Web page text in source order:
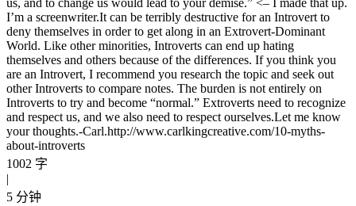
us, and to change us would lead to your demise.” <– I made that up.
I’m a screenwriter.It can be terribly destructive for an Introvert to
deny themselves in order to get along in an Extrovert-Dominant
World. Like other minorities, Introverts can end up hating
themselves and others because of the differences. If you think you
are an Introvert, I recommend you research the topic and seek out
other Introverts to compare notes. The burden is not entirely on
Introverts to try and become “normal.” Extroverts need to recognize
and respect us, and we also need to respect ourselves.Let me know
your thoughts.-Carl.http://www.carlkingcreative.com/10-myths-
about-introverts
1002 字
|
5 分钟